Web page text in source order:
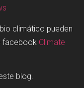
climático pueden
facebook Climate
blog.